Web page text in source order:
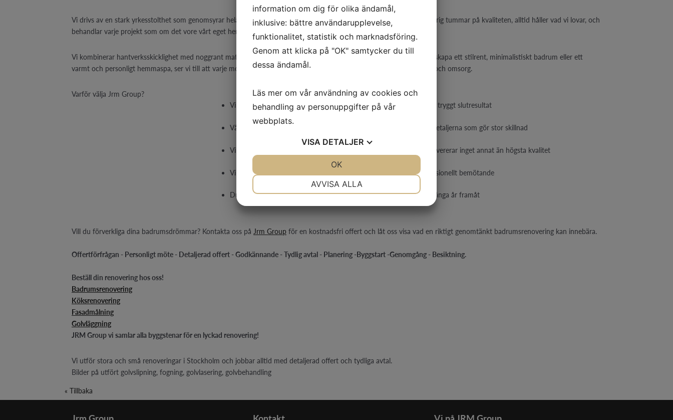
Vi drivs av en stark yrkesstolthet som genomsyrar hela vårt arbete – från första skiss till sista fog. Det innebär att vi aldrig tummar på kvaliteten, alltid håller vad vi lovar, och
behandlar varje projekt som om det vore vårt eget hem.
Vi kombinerar hantverksskicklighet med noggrant materialval, modern design och smarta lösningar. Oavsett om du vill skapa ett stilrent, minimalistiskt badrum eller ett
varmt och personligt hemmaspa, ser vi till att varje moment – från planering till färdigställande – utförs med precision och omsorg.
Varför välja Jrm Group?
Vi arbetar med totalentreprenad – du får en smidig process och ett tryggt slutresultat
Våra hantverkare är certifierade och erfarna, med öga för de små detaljerna som gör stor skillnad
Vi genomsyras av yrkesstolthet – vi brinner för vårt hantverk och levererar inget annat än högsta kvalitet
Vi lägger stor vikt vid kommunikation, tydliga tidsplaner och professionellt bemötande
Du får ett badrum som håller – både estetiskt och tekniskt – för många år framåt
Vill du förverkliga dina badrumsdrömmar? Kontakta oss på Jrm Group för en kostnadsfri offert och låt oss visa vad en riktigt genomtänkt badrumsrenovering kan innebära.
Offertförfrågan - Personligt möte - Detaljerad offert - Godkännande - Tydlig avtal - Planering -Byggstart -Genomgång - Besiktning.
Beställ din renovering hos oss!
Badrumsrenovering
Köksrenovering
Fasadmålning
Golvläggning
JRM Group vi samlar alla byggstenar för en lyckad renovering!
Vi utför stora och små renoveringar i Stockholm och jobbar alltid med detaljerad offert och tydliga avtal.
Bilder på utfört golvslipning, fogning, golvlasering, golvbehandling
« Tillbaka
information om dig för olika ändamål,
inklusive: bättre användarupplevelse,
funktionalitet, statistik och marknadsföring.
Genom att klicka på "OK" samtycker du till
dessa ändamål.
Läs mer om vår användning av cookies och
behandling av personuppgifter på vår
webbplats.
VISA DETALJER
AVVISA ALLA
OK